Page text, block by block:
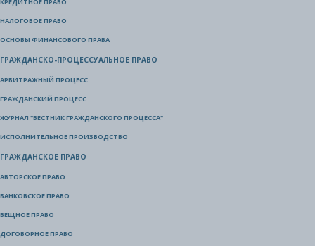
КРЕДИТНОЕ ПРАВО
НАЛОГОВОЕ ПРАВО
ОСНОВЫ ФИНАНСОВОГО ПРАВА
ГРАЖДАНСКО-ПРОЦЕССУАЛЬНОЕ ПРАВО
АРБИТРАЖНЫЙ ПРОЦЕСС
ГРАЖДАНСКИЙ ПРОЦЕСС
ЖУРНАЛ "ВЕСТНИК ГРАЖДАНСКОГО ПРОЦЕССА"
ИСПОЛНИТЕЛЬНОЕ ПРОИЗВОДСТВО
ГРАЖДАНСКОЕ ПРАВО
АВТОРСКОЕ ПРАВО
БАНКОВСКОЕ ПРАВО
ВЕЩНОЕ ПРАВО
ДОГОВОРНОЕ ПРАВО